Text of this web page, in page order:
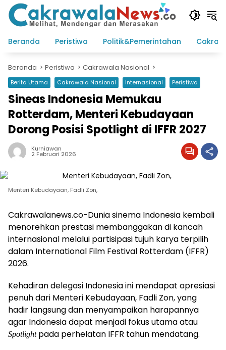
Langsung
konten
Beranda
Peristiwa Politik&Pemerintahan
Beranda Peristiwa Cakrawala Nasional
Berita Utama Cakrawala Nasional Internasional Peristiwa
Sineas Indonesia Memukau
Rotterdam, Menteri Kebudayaan
Dorong Posisi Spotlight di IFFR 2027
Kurniawan
2 Februari 2026
Menteri Kebudayaan, Fadli Zon,
Cakrawalanews.co-Dunia sinema Indonesia kembali
menorehkan prestasi membanggakan di kancah
internasional melalui partisipasi tujuh karya terpilih
dalam International Film Festival Rotterdam (IFFR)
2026.
Kehadiran delegasi Indonesia ini mendapat apresiasi
penuh dari Menteri Kebudayaan, Fadli Zon, yang
hadir langsung dan menyampaikan harapannya
agar Indonesia dapat menjadi fokus utama atau
Spotlightpada perhelatan IFFR tahun mendatang.